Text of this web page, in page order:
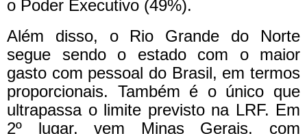
o Poder Executivo (49%).
Além disso, o Rio Grande do Norte
segue sendo o estado com o maior
gasto com pessoal do Brasil, em termos
proporcionais. Também é o único que
ultrapassa o limite previsto na LRF. Em
2º lugar, vem Minas Gerais, com